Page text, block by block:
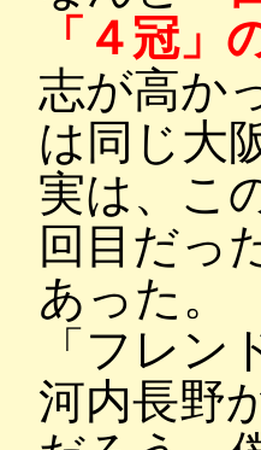
「４冠」
志が高か
は同じ大
実は、こ
回目だっ
あった。
「フレ
河内長野